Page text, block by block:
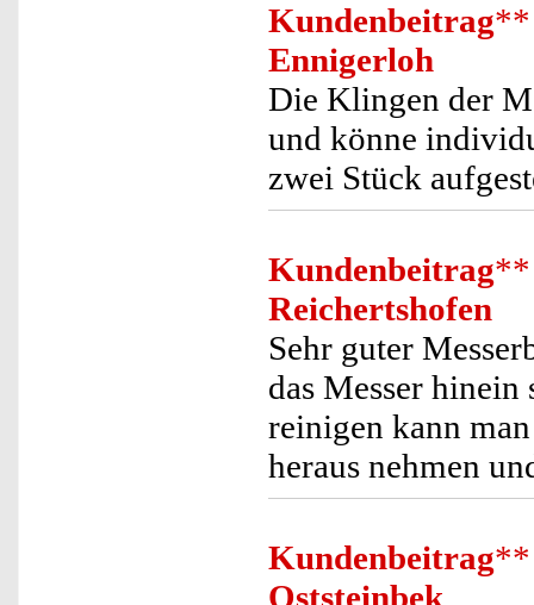
Kundenbeitrag**
Ennigerloh
Die Klingen der
und könne
zwei Stück
Kundenbeitrag**
Reichertshofen
Sehr guter
das Messer
reinigen kann
heraus nehmen
Kundenbeitrag**
Oststeinbek